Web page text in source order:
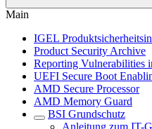
Main
IGEL
Product Security Archive
Reporting Vulnerabilities
UEFI Secure Boot
AMD Secure Processor
AMD Memory Guard
BSI Grundschutz
Anleitung zum IT-